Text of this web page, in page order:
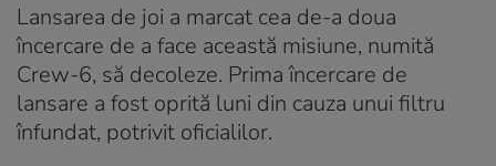
Lansarea de joi a marcat cea de-a doua
încercare de a face această misiune, numită
Crew-6, să decoleze. Prima încercare de
lansare a fost oprită luni din cauza unui filtru
înfundat, potrivit oficialilor.